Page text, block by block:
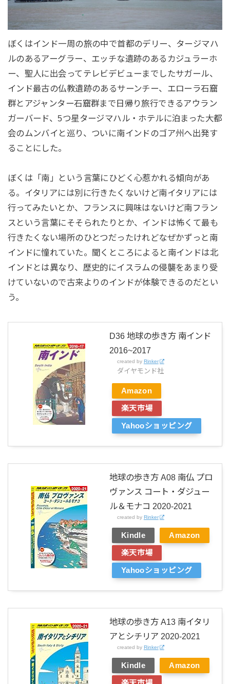
ぼくはインド一周の旅の中で首都のデリー、タージマハ
ルのあるアーグラー、エッチな遺跡のあるカジュラーホ
ー、聖人に出会ってテレビデビューまでしたサガール、
インド最古の仏教遺跡のあるサーンチー、エローラ石窟
群とアジャンター石窟群まで日帰り旅行できるアウラン
ガーバード、5つ星タージマハル・ホテルに泊まった大都
会のムンバイと巡り、ついに南インドのゴア州へ出発す
ることにした。
ぼくは「南」という言葉にひどく心惹かれる傾向があ
る。イタリアには別に行きたくないけど南イタリアには
行ってみたいとか、フランスに興味はないけど南フラン
スという言葉にそそられたりとか、インドは怖くて最も
行きたくない場所のひとつだったけれどなぜかずっと南
インドに憧れていた。聞くところによると南インドは北
インドとは異なり、歴史的にイスラムの侵襲をあまり受
けていないので古来よりのインドが体験できるのだとい
う。
D36 地球の歩き方 南インド
2016~2017
created by Rinker
ダイヤモンド社
Amazon
楽天市場
Yahooショッピング
地球の歩き方 A08 南仏 プロ
ヴァンス コート・ダジュー
ル＆モナコ 2020-2021
created by Rinker
Kindle Amazon
楽天市場
Yahooショッピング
地球の歩き方 A13 南イタリ
アとシチリア 2020-2021
created by Rinker
Kindle Amazon